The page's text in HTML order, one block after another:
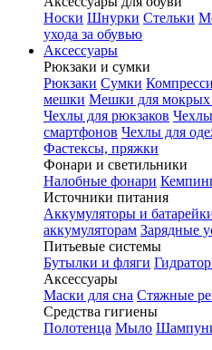
Носки Шнурки Стельки
ухода за обувью
Аксессуары
Рюкзаки и сумки
Рюкзаки Сумки
мешки Мешки для мокрых
Чехлы для рюкзаков
смартфонов Чехлы для
Фастексы, пряжки
Фонари и светильники
Налобные фонари
Источники питания
Аккумуляторы и
аккумуляторам Зарядные
Питьевые системы
Бутылки и фляги
Аксессуары
Маски для сна Стяжные
Средства гигиены
Полотенца Мыло